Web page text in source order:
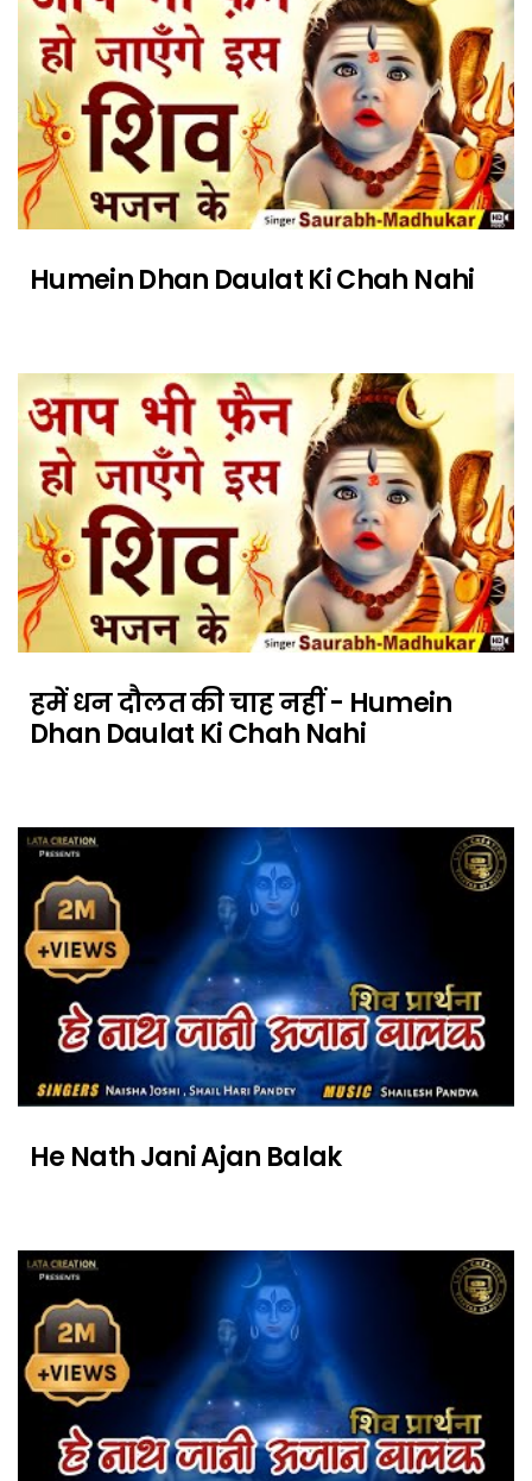
Humein Dhan Daulat Ki Chah Nahi
हमें धन दौलत की चाह नहीं - Humein
Dhan Daulat Ki Chah Nahi
He Nath Jani Ajan Balak